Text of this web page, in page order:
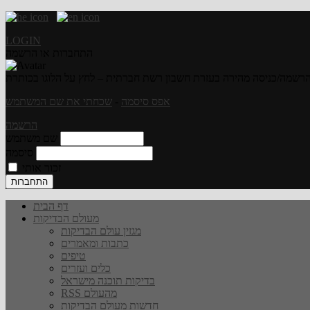
LOGIN
אפס סיסמה
שכחתי את שם המשתמש
הרשמה
דף הבית
מעולם הבדיקות
מגזין עולם הבדיקות
כתבות ומאמרים
טיפים
כלים ועזרים
בדיקות תוכנה מישראל
RSS מהעולם
חדשות מעולם הבדיקות